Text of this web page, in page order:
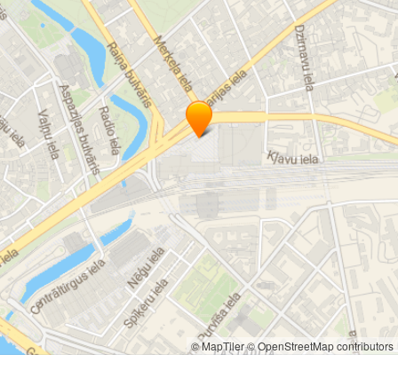
© MapTiler© OpenStreetMap contributors